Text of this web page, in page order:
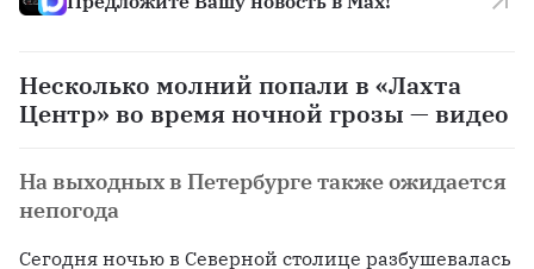
Несколько молний попали в «Лахта
Центр» во время ночной грозы — видео
На выходных в Петербурге также ожидается
непогода
Сегодня ночью в Северной столице разбушевалась